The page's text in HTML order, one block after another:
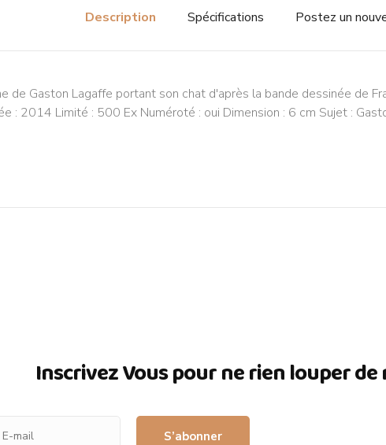
Description Spécifications Postez un
de Gaston Lagaffe portant son chat d'après la bande dessinée de
: 2014 Limité : 500 Ex Numéroté : oui Dimension : 6 cm Sujet :
Inscrivez Vous pour ne rien louper de
S’abonner